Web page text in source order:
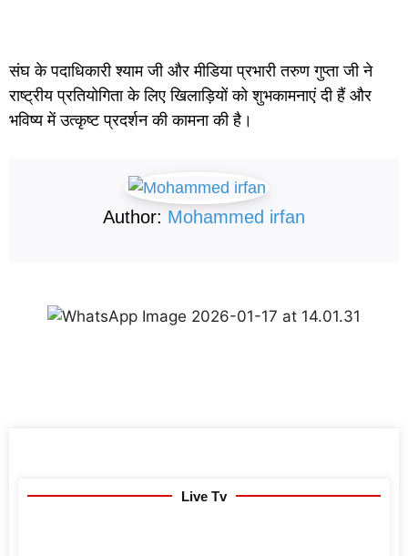
संघ के पदाधिकारी श्याम जी और मीडिया प्रभारी तरुण गुप्ता जी ने
राष्ट्रीय प्रतियोगिता के लिए खिलाड़ियों को शुभकामनाएं दी हैं और
भविष्य में उत्कृष्ट प्रदर्शन की कामना की है।
Author: Mohammed irfan
Live Tv